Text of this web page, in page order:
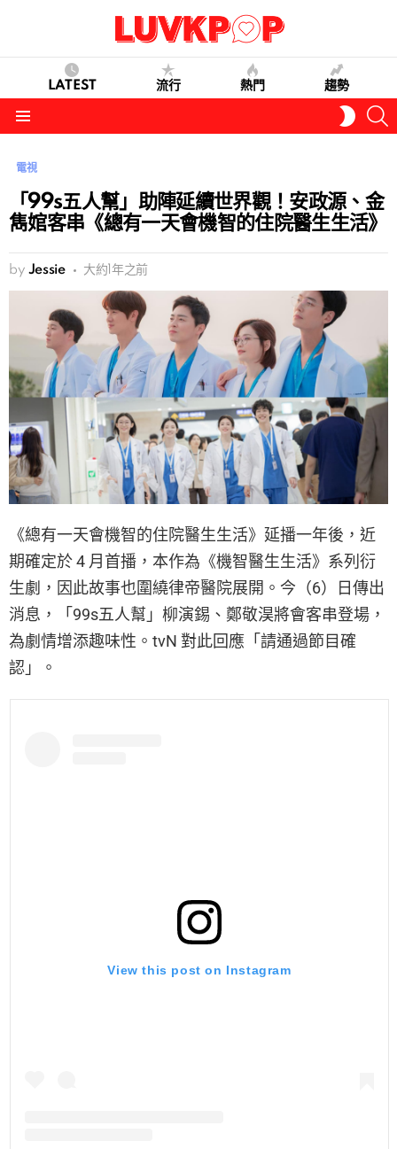
LATEST 流行 熱門 趨勢
SKIN
電視
「99s五人幫」助陣延續世界觀！安政源、金
雋婠客串《總有一天會機智的住院醫生生活》
by Jessie 大約1年之前
《總有一天會機智的住院醫生生活》延播一年後，近
期確定於 4 月首播，本作為《機智醫生生活》系列衍
生劇，因此故事也圍繞律帝醫院展開。今（6）日傳出
消息，「99s五人幫」柳演錫、鄭敬淏將會客串登場，
為劇情增添趣味性。tvN 對此回應「請通過節目確
認」。
View this post on Instagram